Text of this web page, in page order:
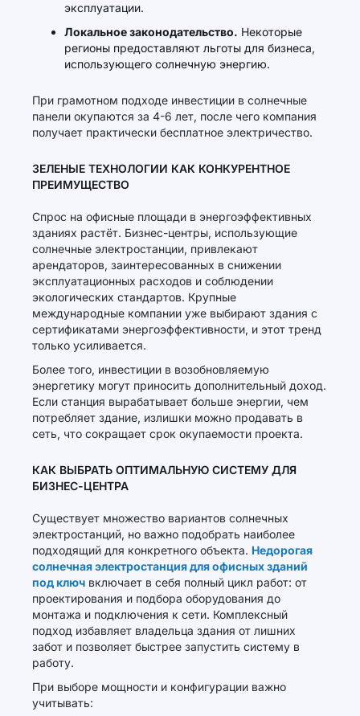
эксплуатации.
Локальное законодательство. Некоторые
регионы предоставляют льготы для бизнеса,
использующего солнечную энергию.
При грамотном подходе инвестиции в солнечные
панели окупаются за 4-6 лет, после чего компания
получает практически бесплатное электричество.
ЗЕЛЕНЫЕ ТЕХНОЛОГИИ КАК КОНКУРЕНТНОЕ
ПРЕИМУЩЕСТВО
Спрос на офисные площади в энергоэффективных
зданиях растёт. Бизнес-центры, использующие
солнечные электростанции, привлекают
арендаторов, заинтересованных в снижении
эксплуатационных расходов и соблюдении
экологических стандартов. Крупные
международные компании уже выбирают здания с
сертификатами энергоэффективности, и этот тренд
только усиливается.
Более того, инвестиции в возобновляемую
энергетику могут приносить дополнительный доход.
Если станция вырабатывает больше энергии, чем
потребляет здание, излишки можно продавать в
сеть, что сокращает срок окупаемости проекта.
КАК ВЫБРАТЬ ОПТИМАЛЬНУЮ СИСТЕМУ ДЛЯ
БИЗНЕС-ЦЕНТРА
Существует множество вариантов солнечных
электростанций, но важно подобрать наиболее
подходящий для конкретного объекта. Недорогая
солнечная электростанция для офисных зданий
под ключ включает в себя полный цикл работ: от
проектирования и подбора оборудования до
монтажа и подключения к сети. Комплексный
подход избавляет владельца здания от лишних
забот и позволяет быстрее запустить систему в
работу.
При выборе мощности и конфигурации важно
учитывать: